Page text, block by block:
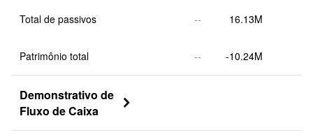
Total de passivos -- 16.13M
Patrimônio total -- -10.24M
Demonstrativo de
Fluxo de Caixa
